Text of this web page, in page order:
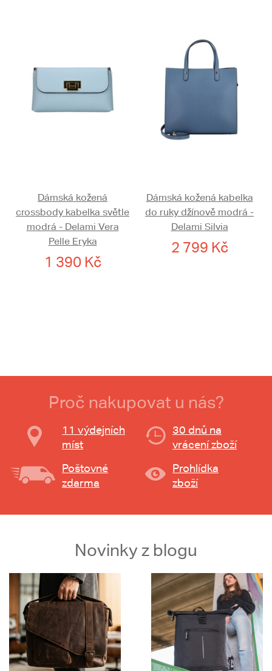
Dámská kožená
crossbody kabelka světle
modrá - Delami Vera
Pelle Eryka
1 390 Kč
Dámská kožená kabelka
do ruky džínově modrá -
Delami Silvia
2 799 Kč
Proč nakupovat u nás?
11 výdejních
míst
30 dnů na
vrácení zboží
Poštovné
zdarma
Prohlídka
zboží
Novinky z blogu